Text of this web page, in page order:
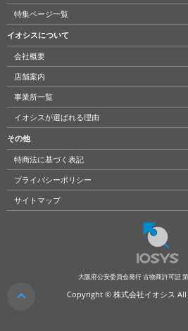
特集ページ一覧
イオシスについて
会社概要
店舗案内
事業所一覧
イオシスが選ばれる理由
その他
特商法に基づく表記
プライバシーポリシー
サイトマップ
大阪府公安委員会発行 古物商許可証
Copyright © 株式会社イオシス All